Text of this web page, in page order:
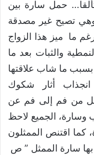
حمل سارة بين
وهي تصيح غير مصدقة
به مجنونها. ” ص 40، ورغم ما ميز هذا الزواج
والثبات بعد ما
ما شاب علاقتها
أثار شكوك
من فم إلى فم عن
وسارة، الجميع لاحظ
كما اقتنص الممثلون
بها سارة الممثل ” ص